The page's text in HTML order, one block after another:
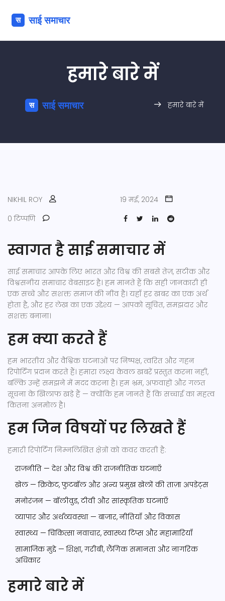
हमारे बारे में
हमारे बारे में
NIKHIL ROY
19 मई, 2024
0 टिप्पणि
स्वागत है साई समाचार में
साई समाचार आपके लिए भारत और विश्व की सबसे तेज़, सटीक और
विश्वसनीय समाचार वेबसाइट है। हम मानते हैं कि सही जानकारी ही
एक सच्चे और सशक्त समाज की नींव है। यहाँ हर खबर का एक अर्थ
होता है, और हर लेख का एक उद्देश्य — आपको सूचित, समझदार और
सशक्त बनाना।
हम क्या करते हैं
हम भारतीय और वैश्विक घटनाओं पर निष्पक्ष, त्वरित और गहन
रिपोर्टिंग प्रदान करते हैं। हमारा लक्ष्य केवल खबरें प्रस्तुत करना नहीं,
बल्कि उन्हें समझने में मदद करना है। हम भ्रम, अफवाहों और गलत
सूचना के खिलाफ खड़े हैं — क्योंकि हम जानते हैं कि सच्चाई का महत्व
कितना अनमोल है।
हम जिन विषयों पर लिखते हैं
हमारी रिपोर्टिंग निम्नलिखित क्षेत्रों को कवर करती है:
राजनीति — देश और विश्व की राजनीतिक घटनाएँ
खेल — क्रिकेट, फुटबॉल और अन्य प्रमुख खेलों की ताज़ा अपडेट्स
मनोरंजन — बॉलीवुड, टीवी और सांस्कृतिक घटनाएँ
व्यापार और अर्थव्यवस्था — बाजार, नीतियाँ और विकास
स्वास्थ्य — चिकित्सा नवाचार, स्वास्थ्य टिप्स और महामारियाँ
सामाजिक मुद्दे — शिक्षा, गरीबी, लैंगिक समानता और नागरिक
अधिकार
हमारे बारे में